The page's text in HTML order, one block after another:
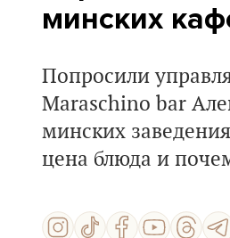
минских
Попросили
Maraschino bar
минских
цена блюда и